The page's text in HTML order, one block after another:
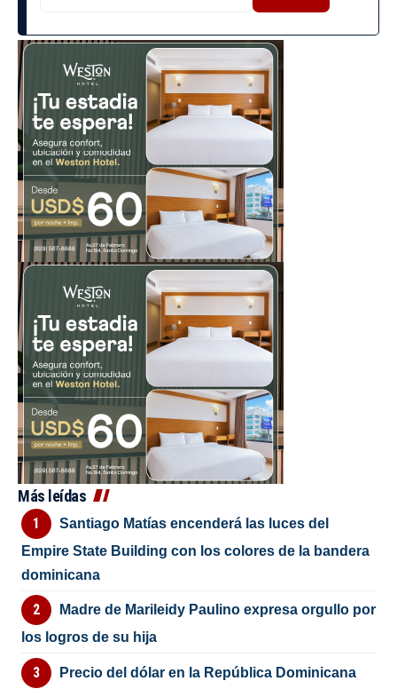
Más leídas
Santiago Matías encenderá las luces del
Empire State Building con los colores de la bandera
dominicana
Madre de Marileidy Paulino expresa orgullo por
los logros de su hija
Precio del dólar en la República Dominicana